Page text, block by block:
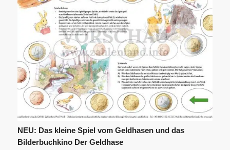
NEU: Das kleine Spiel vom Geldhasen und das
Bilderbuchkino Der Geldhase